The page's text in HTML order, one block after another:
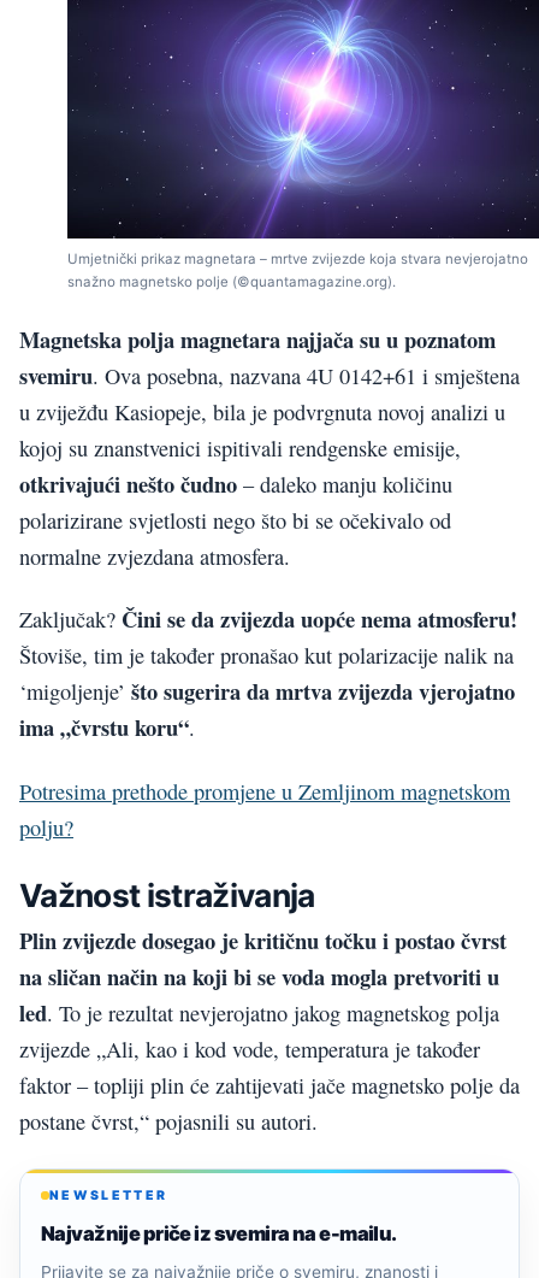
Umjetnički prikaz magnetara – mrtve zvijezde koja stvara nevjerojatno
snažno magnetsko polje (©quantamagazine.org).
Magnetska polja magnetara najjača su u poznatom
svemiru. Ova posebna, nazvana 4U 0142+61 i smještena
u zviježđu Kasiopeje, bila je podvrgnuta novoj analizi u
kojoj su znanstvenici ispitivali rendgenske emisije,
otkrivajući nešto čudno – daleko manju količinu
polarizirane svjetlosti nego što bi se očekivalo od
normalne zvjezdana atmosfera.
Zaključak? Čini se da zvijezda uopće nema atmosferu!
Štoviše, tim je također pronašao kut polarizacije nalik na
‘migoljenje’ što sugerira da mrtva zvijezda vjerojatno
ima „čvrstu koru“.
Potresima prethode promjene u Zemljinom magnetskom
polju?
Važnost istraživanja
Plin zvijezde dosegao je kritičnu točku i postao čvrst
na sličan način na koji bi se voda mogla pretvoriti u
led. To je rezultat nevjerojatno jakog magnetskog polja
zvijezde „Ali, kao i kod vode, temperatura je također
faktor – topliji plin će zahtijevati jače magnetsko polje da
postane čvrst,“ pojasnili su autori.
NEWSLETTER
Najvažnije priče iz svemira na e-mailu.
Prijavite se za najvažnije priče o svemiru, znanosti i